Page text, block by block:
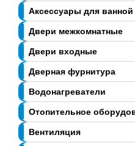
Аксессуары для
Двери межкомнатные
Двери входные
Дверная фурнитура
Водонагреватели
Отопительное
Вентиляция